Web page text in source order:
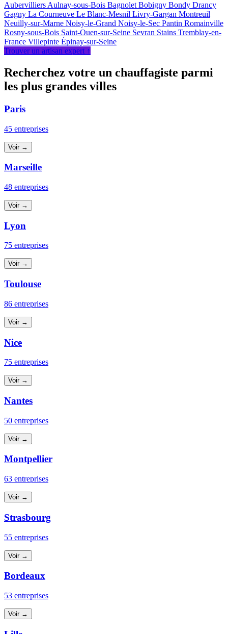
Aubervilliers Aulnay-sous-Bois Bagnolet Bobigny Bondy Drancy
Gagny La Courneuve Le Blanc-Mesnil Livry-Gargan Montreuil
Neuilly-sur-Marne Noisy-le-Grand Noisy-le-Sec Pantin Romainville
Rosny-sous-Bois Saint-Ouen-sur-Seine Sevran Stains Tremblay-en-
France Villepinte Épinay-sur-Seine
Trouver un artisan expert ↑
Recherchez votre un chauffagiste parmi
les plus grandes villes
Paris
45 entreprises
Voir →
Marseille
48 entreprises
Voir →
Lyon
75 entreprises
Voir →
Toulouse
86 entreprises
Voir →
Nice
75 entreprises
Voir →
Nantes
50 entreprises
Voir →
Montpellier
63 entreprises
Voir →
Strasbourg
55 entreprises
Voir →
Bordeaux
53 entreprises
Voir →